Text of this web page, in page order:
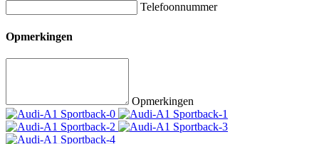
Telefoonnummer
Opmerkingen
Opmerkingen